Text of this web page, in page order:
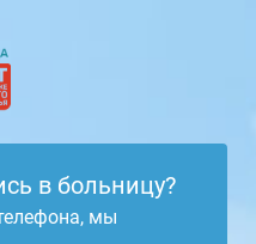
в больницу?
мы